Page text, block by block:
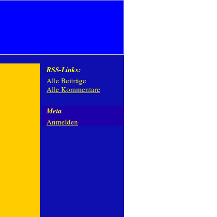
RSS-Links:
Alle Beiträge
Alle Kommentare
Meta
Anmelden